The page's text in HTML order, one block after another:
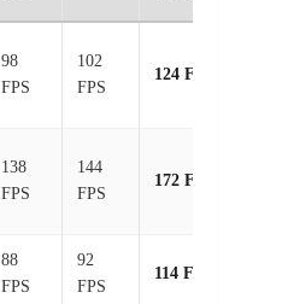
98
FPS
102
FPS
124 FPS
138
FPS
144
FPS
172 FPS
88
FPS
92
FPS
114 FPS